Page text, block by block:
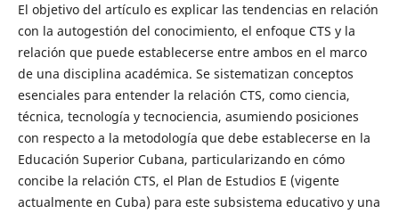
El objetivo del artículo es explicar las tendencias en relación
con la autogestión del conocimiento, el enfoque CTS y la
relación que puede establecerse entre ambos en el marco
de una disciplina académica. Se sistematizan conceptos
esenciales para entender la relación CTS, como ciencia,
técnica, tecnología y tecnociencia, asumiendo posiciones
con respecto a la metodología que debe establecerse en la
Educación Superior Cubana, particularizando en cómo
concibe la relación CTS, el Plan de Estudios E (vigente
actualmente en Cuba) para este subsistema educativo y una